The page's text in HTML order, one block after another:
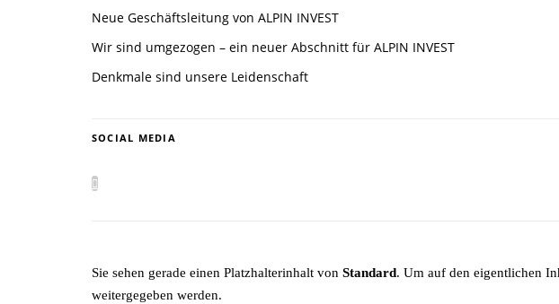
Neue Geschäftsleitung von ALPIN INVEST
Wir sind umgezogen – ein neuer Abschnitt für ALPIN INVEST
Denkmale sind unsere Leidenschaft
SOCIAL MEDIA
Sie sehen gerade einen Platzhalterinhalt von Standard. Um auf den eigentlichen
weitergegeben werden.